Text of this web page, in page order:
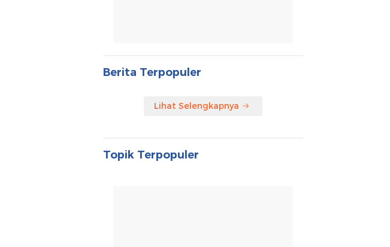
Berita Terpopuler
Lihat Selengkapnya
Topik Terpopuler